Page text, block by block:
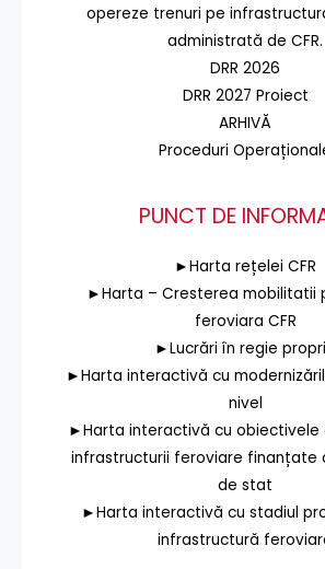
opereze trenuri pe
administrată de CFR.
DRR 2026
DRR 2027 Proiect
ARHIVĂ
Proceduri
PUNCT DE
►Harta rețelei CFR
►Harta – Cresterea mobilitatii
feroviara CFR
►Lucrări în regie
►Harta interactivă cu
nivel
►Harta interactivă cu obiectivele
infrastructurii feroviare finanțate
de stat
►Harta interactivă cu stadiul
infrastructură